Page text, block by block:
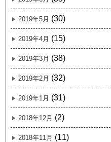
2019年5月 (30)
2019年4月 (15)
2019年3月 (38)
2019年2月 (32)
2019年1月 (31)
2018年12月 (2)
2018年11月 (11)